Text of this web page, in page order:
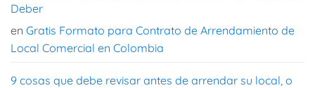
Deber
en Gratis Formato para Contrato de Arrendamiento de
Local Comercial en Colombia
9 cosas que debe revisar antes de arrendar su local, o